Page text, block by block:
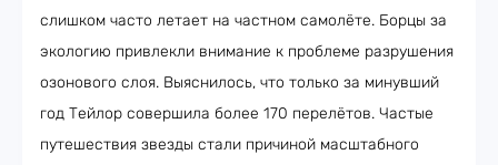
слишком часто летает на частном самолёте. Борцы за
экологию привлекли внимание к проблеме разрушения
озонового слоя. Выяснилось, что только за минувший
год Тейлор совершила более 170 перелётов. Частые
путешествия звезды стали причиной масштабного